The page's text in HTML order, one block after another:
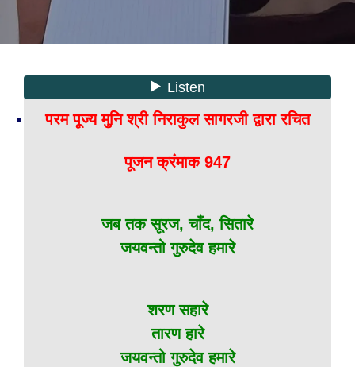
परम पूज्य मुनि श्री निराकुल सागरजी द्वारा रचित
पूजन क्रंमाक 947
जब तक सूरज, चाँद, सितारे
जयवन्तो गुरुदेव हमारे
शरण सहारे
तारण हारे
जयवन्तो गुरुदेव हमारे